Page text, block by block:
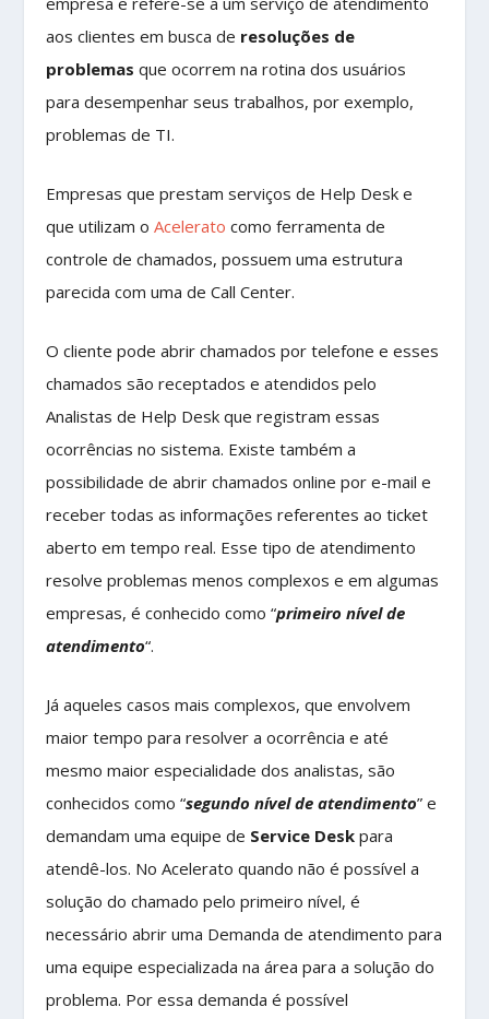
aos clientes em busca de resoluções de
problemas que ocorrem na rotina dos usuários
para desempenhar seus trabalhos, por exemplo,
problemas de TI.
Empresas que prestam serviços de Help Desk e
que utilizam oAcelerato como ferramenta de
controle de chamados, possuem uma estrutura
parecida com uma de Call Center.
O cliente pode abrir chamados por telefone e esses
chamados são receptados e atendidos pelo
Analistas de Help Desk que registram essas
ocorrências no sistema. Existe também a
possibilidade de abrir chamados online por e-mail e
receber todas as informações referentes ao ticket
aberto em tempo real. Esse tipo de atendimento
resolve problemas menos complexos e em algumas
empresas, é conhecido como “primeiro nível de
atendimento“.
Já aqueles casos mais complexos, que envolvem
maior tempo para resolver a ocorrência e até
mesmo maior especialidade dos analistas, são
conhecidos como “segundo nível de atendimento” e
demandam uma equipe de Service Desk para
atendê-los. No Acelerato quando não é possível a
solução do chamado pelo primeiro nível, é
necessário abrir uma Demanda de atendimento para
uma equipe especializada na área para a solução do
problema. Por essa demanda é possível